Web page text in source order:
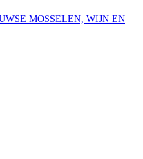
MOSSELEN, WIJN EN